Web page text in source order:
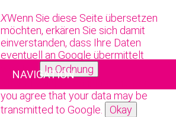
XWenn Sie diese Seite übersetzen
möchten, erkären Sie sich damit
einverstanden, dass Ihre Daten
eventuell an Google übermittelt
werden. In Ordnung
you agree that your data may be
transmitted to Google.
Okay
NAVIGATION